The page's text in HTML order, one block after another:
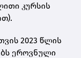
კურსის
2023 წლის
ეროვნული